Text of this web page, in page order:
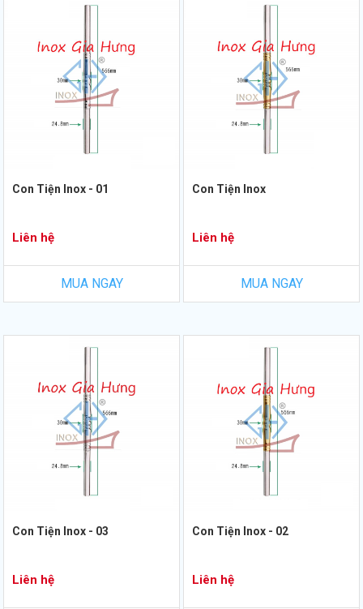
Con Tiện Inox - 01
Liên hệ
MUA NGAY
Con Tiện Inox
Liên hệ
MUA NGAY
Con Tiện Inox - 03
Liên hệ
Con Tiện Inox - 02
Liên hệ